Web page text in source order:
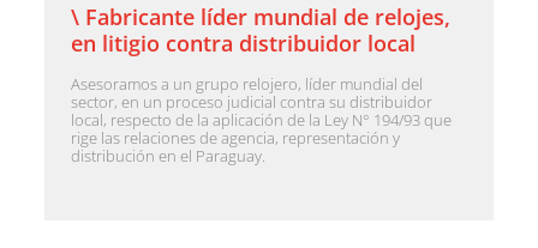
\ Fabricante líder mundial de relojes,
en litigio contra distribuidor local
Asesoramos a un grupo relojero, líder mundial del
sector, en un proceso judicial contra su distribuidor
local, respecto de la aplicación de la Ley N° 194/93 que
rige las relaciones de agencia, representación y
distribución en el Paraguay.